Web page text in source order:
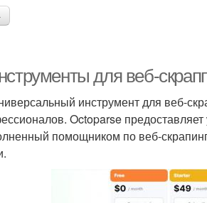
для веб-
инструмент для веб-
Octoparse
помощником по веб-